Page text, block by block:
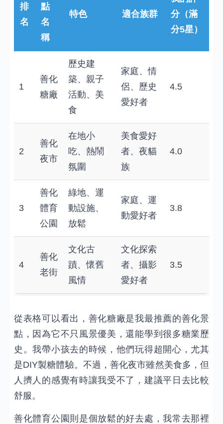
排
名
點
名
稱
特色 適合族群
分（滿
分5星）
1
善化
糖廠
歷史建
築、親子
活動、美
食
家庭、情
侶、歷史
愛好者
4.5
2
善化
夜市
在地小
吃、熱鬧
氛圍
美食愛好
者、夜貓
族
4.0
3
善化
體育
公園
綠地、運
動設施、
放鬆
家庭、運
動愛好者
3.8
4
善化
老街
文化古
蹟、懷舊
風情
文化探索
者、攝影
愛好者
3.5
從表格可以看出，善化糖廠是我最推薦的善化景
點，因為它不只風景優美，還能學到很多糖業歷
史。我帶小孩去的時候，他們玩得超開心，尤其
是DIY製糖體驗。不過，善化夜市雖然美食多，但
人擠人的感覺有時讓我受不了，建議平日去比較
舒服。
善化體育公園則是個放鬆的好去處，我常去那裡